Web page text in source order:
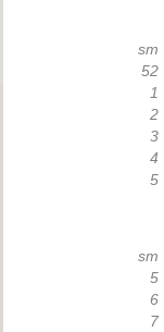
sm
52
1
2
3
4
5
sm
5
6
7